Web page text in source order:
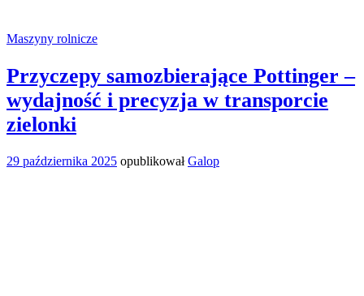
Maszyny rolnicze
Przyczepy samozbierające Pottinger –
wydajność i precyzja w transporcie
zielonki
29 października 2025 opublikowałGalop